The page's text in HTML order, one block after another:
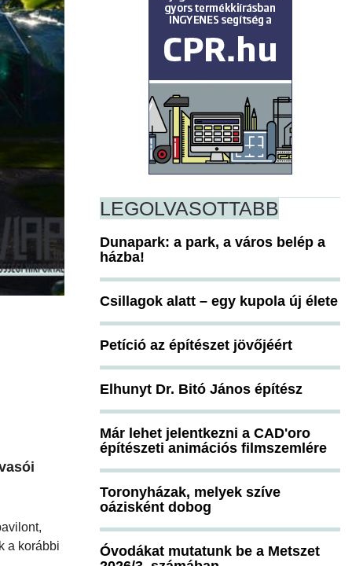
a korábbi
LEGOLVASOTTABB
Dunapark: a park, a város belép a
házba!
Csillagok alatt – egy kupola új élete
Petíció az építészet jövőjéért
Elhunyt Dr. Bitó János építész
Már lehet jelentkezni a CAD'oro
építészeti animációs filmszemlére
Toronyházak, melyek szíve
oázisként dobog
Óvodákat mutatunk be a Metszet